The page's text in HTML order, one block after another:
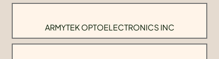
ARMYTEK OPTOELECTRONICS INC